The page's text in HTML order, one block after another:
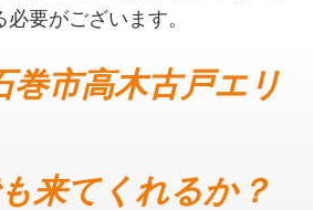
要がございます。
巻市高木古戸エリ
来てくれるか？